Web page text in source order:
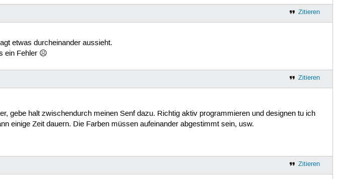
Zitieren
etwas durcheinander aussieht.
ein Fehler ☹
Zitieren
gebe halt zwischendurch meinen Senf dazu. Richtig aktiv programmieren und designen tu ich
einige Zeit dauern. Die Farben müssen aufeinander abgestimmt sein, usw.
Zitieren